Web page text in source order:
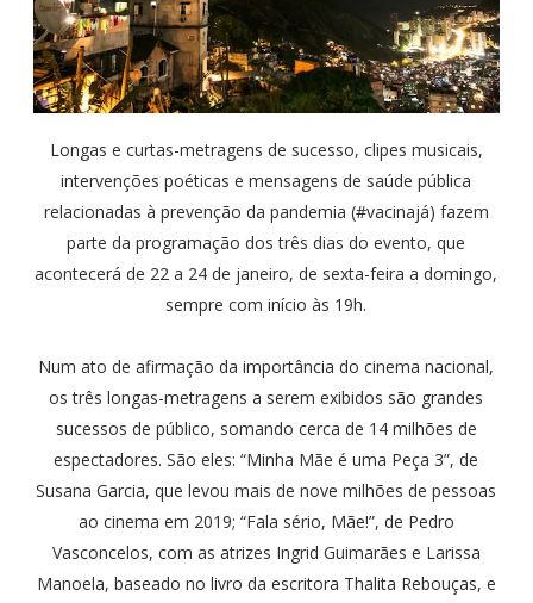
Longas e curtas-metragens de sucesso, clipes musicais,
intervenções poéticas e mensagens de saúde pública
relacionadas à prevenção da pandemia (#vacinajá) fazem
parte da programação dos três dias do evento, que
acontecerá de 22 a 24 de janeiro, de sexta-feira a domingo,
sempre com início às 19h.
Num ato de afirmação da importância do cinema nacional,
os três longas-metragens a serem exibidos são grandes
sucessos de público, somando cerca de 14 milhões de
espectadores. São eles: “Minha Mãe é uma Peça 3”, de
Susana Garcia, que levou mais de nove milhões de pessoas
ao cinema em 2019; “Fala sério, Mãe!”, de Pedro
Vasconcelos, com as atrizes Ingrid Guimarães e Larissa
Manoela, baseado no livro da escritora Thalita Rebouças, e